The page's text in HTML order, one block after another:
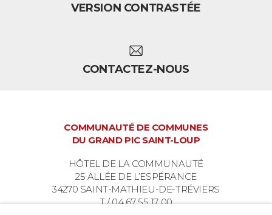
VERSION CONTRASTÉE
CONTACTEZ-NOUS
COMMUNAUTÉ DE COMMUNES
DU GRAND PIC SAINT-LOUP
HÔTEL DE LA COMMUNAUTÉ
25 ALLÉE DE L’ESPÉRANCE
34270 SAINT-MATHIEU-DE-TRÉVIERS
T / 04 67 55 17 00